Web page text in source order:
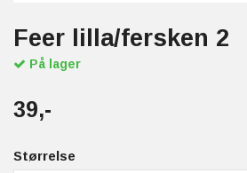
Feer lilla/fersken 2
På lager
39,-
Størrelse